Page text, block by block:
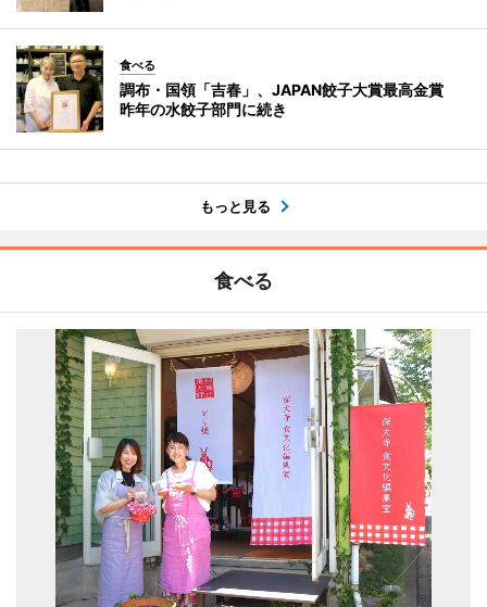
食べる
調布・国領「吉春」、JAPAN餃子大賞最高金賞
昨年の水餃子部門に続き
もっと見る
食べる